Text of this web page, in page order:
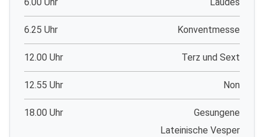
6.25 Uhr Konventmesse
12.00 Uhr Terz und Sext
12.55 Uhr Non
18.00 Uhr
Gesungene
Lateinische Vesper